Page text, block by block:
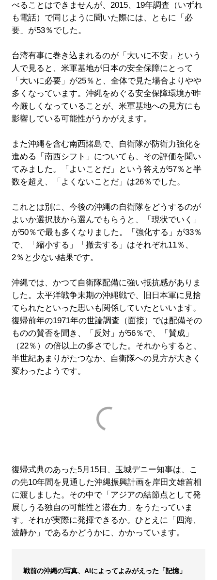
べることはできませんが、2015、19年調査（いずれ
も電話）で同じように聞いた際には、ともに「必
要」が53％でした。
台湾有事に巻き込まれるのが「大いに不安」という
人で見ると、米軍基地が日本の安全保障にとって
「大いに必要」が25％と、全体で見た場合よりやや
多くなっています。沖縄をめぐる安全保障環境が昨
今厳しくなっていることが、米軍基地への見方にも
影響している可能性がうかがえます。
また沖縄を含む南西諸島で、自衛隊が防衛力強化を
進める「南西シフト」についても、その評価を聞い
てみました。「よいことだ」という答えが57％と半
数を超え、「よくないことだ」は26％でした。
これとは別に、今後の沖縄の自衛隊をどうするのが
よいか選択肢から選んでもらうと、「現状でいく」
が50％で最も多くなりました。「強化する」が33％
で、「縮小する」「撤去する」はそれぞれ11％、
2％と少ない結果です。
沖縄では、かつて自衛隊配備に強い抵抗感がありま
した。太平洋戦争末期の沖縄戦で、旧日本軍に見捨
てられたといった思いも関係していたといいます。
復帰前年の1971年の世論調査（面接）では配備その
ものの賛否を聞き、「反対」が56％で、「賛成」
（22％）の倍以上の多さでした。それからすると、
半世紀あまりがたつなか、自衛隊への見方が大きく
変わったようです。
復帰式典のあった5月15日、玉城デニー知事は、こ
の先10年間を見通した沖縄振興計画を岸田文雄首相
に渡しました。その中で「アジアの結節点として発
展しうる独自の可能性と潜在力」をうたっていま
す。それが実際に発揮できるか。ひとえに「四海、
波静か」であるかどうかに、かかっています。
戦前の沖縄の写真、AIによってよみがえった「記憶」